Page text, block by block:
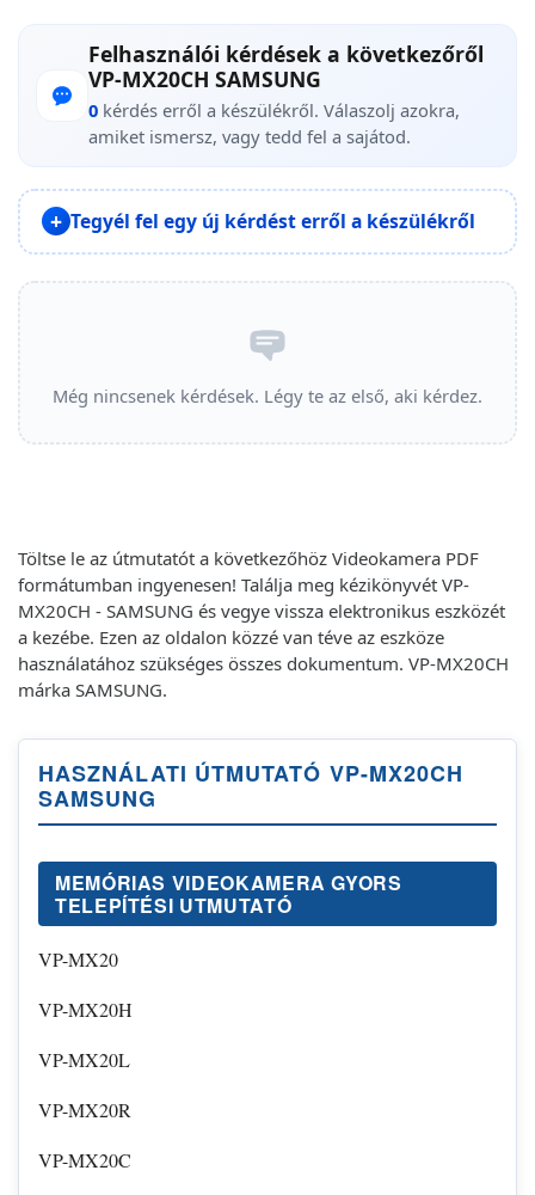
Felhasználói kérdések a következőről
VP-MX20CH SAMSUNG
0 kérdés erről a készülékről. Válaszolj azokra,
amiket ismersz, vagy tedd fel a sajátod.
Tegyél fel egy új kérdést erről a készülékről
Még nincsenek kérdések. Légy te az első, aki kérdez.
Töltse le az útmutatót a következőhöz Videokamera PDF
formátumban ingyenesen! Találja meg kézikönyvét VP-
MX20CH - SAMSUNG és vegye vissza elektronikus eszközét
a kezébe. Ezen az oldalon közzé van téve az eszköze
használatához szükséges összes dokumentum. VP-MX20CH
márka SAMSUNG.
HASZNÁLATI ÚTMUTATÓ VP-MX20CH
SAMSUNG
MEMÓRIAS VIDEOKAMERA GYORS
TELEPÍTÉSI UTMUTATÓ
VP-MX20
VP-MX20H
VP-MX20L
VP-MX20R
VP-MX20C